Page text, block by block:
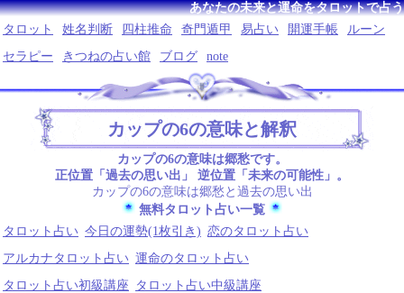
あなたの未来と運命をタロットで占う
タロット
姓名判断 四柱推命 奇門遁甲 易占い 開運手帳
ルーン
セラピー
きつねの占い館 ブログ note
カップの6の意味と解釈
カップの6の意味は郷愁です。
正位置「過去の思い出」 逆位置「未来の可能性」。
カップの6の意味は郷愁と過去の思い出
無料タロット占い一覧
タロット占い 今日の運勢(1枚引き) 恋のタロット占い
アルカナタロット占い 運命のタロット占い
タロット占い初級講座
タロット占い中級講座